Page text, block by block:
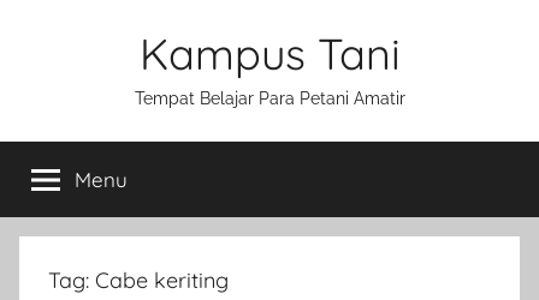
Kampus Tani
Tempat Belajar Para Petani Amatir
Menu
Tag: Cabe keriting